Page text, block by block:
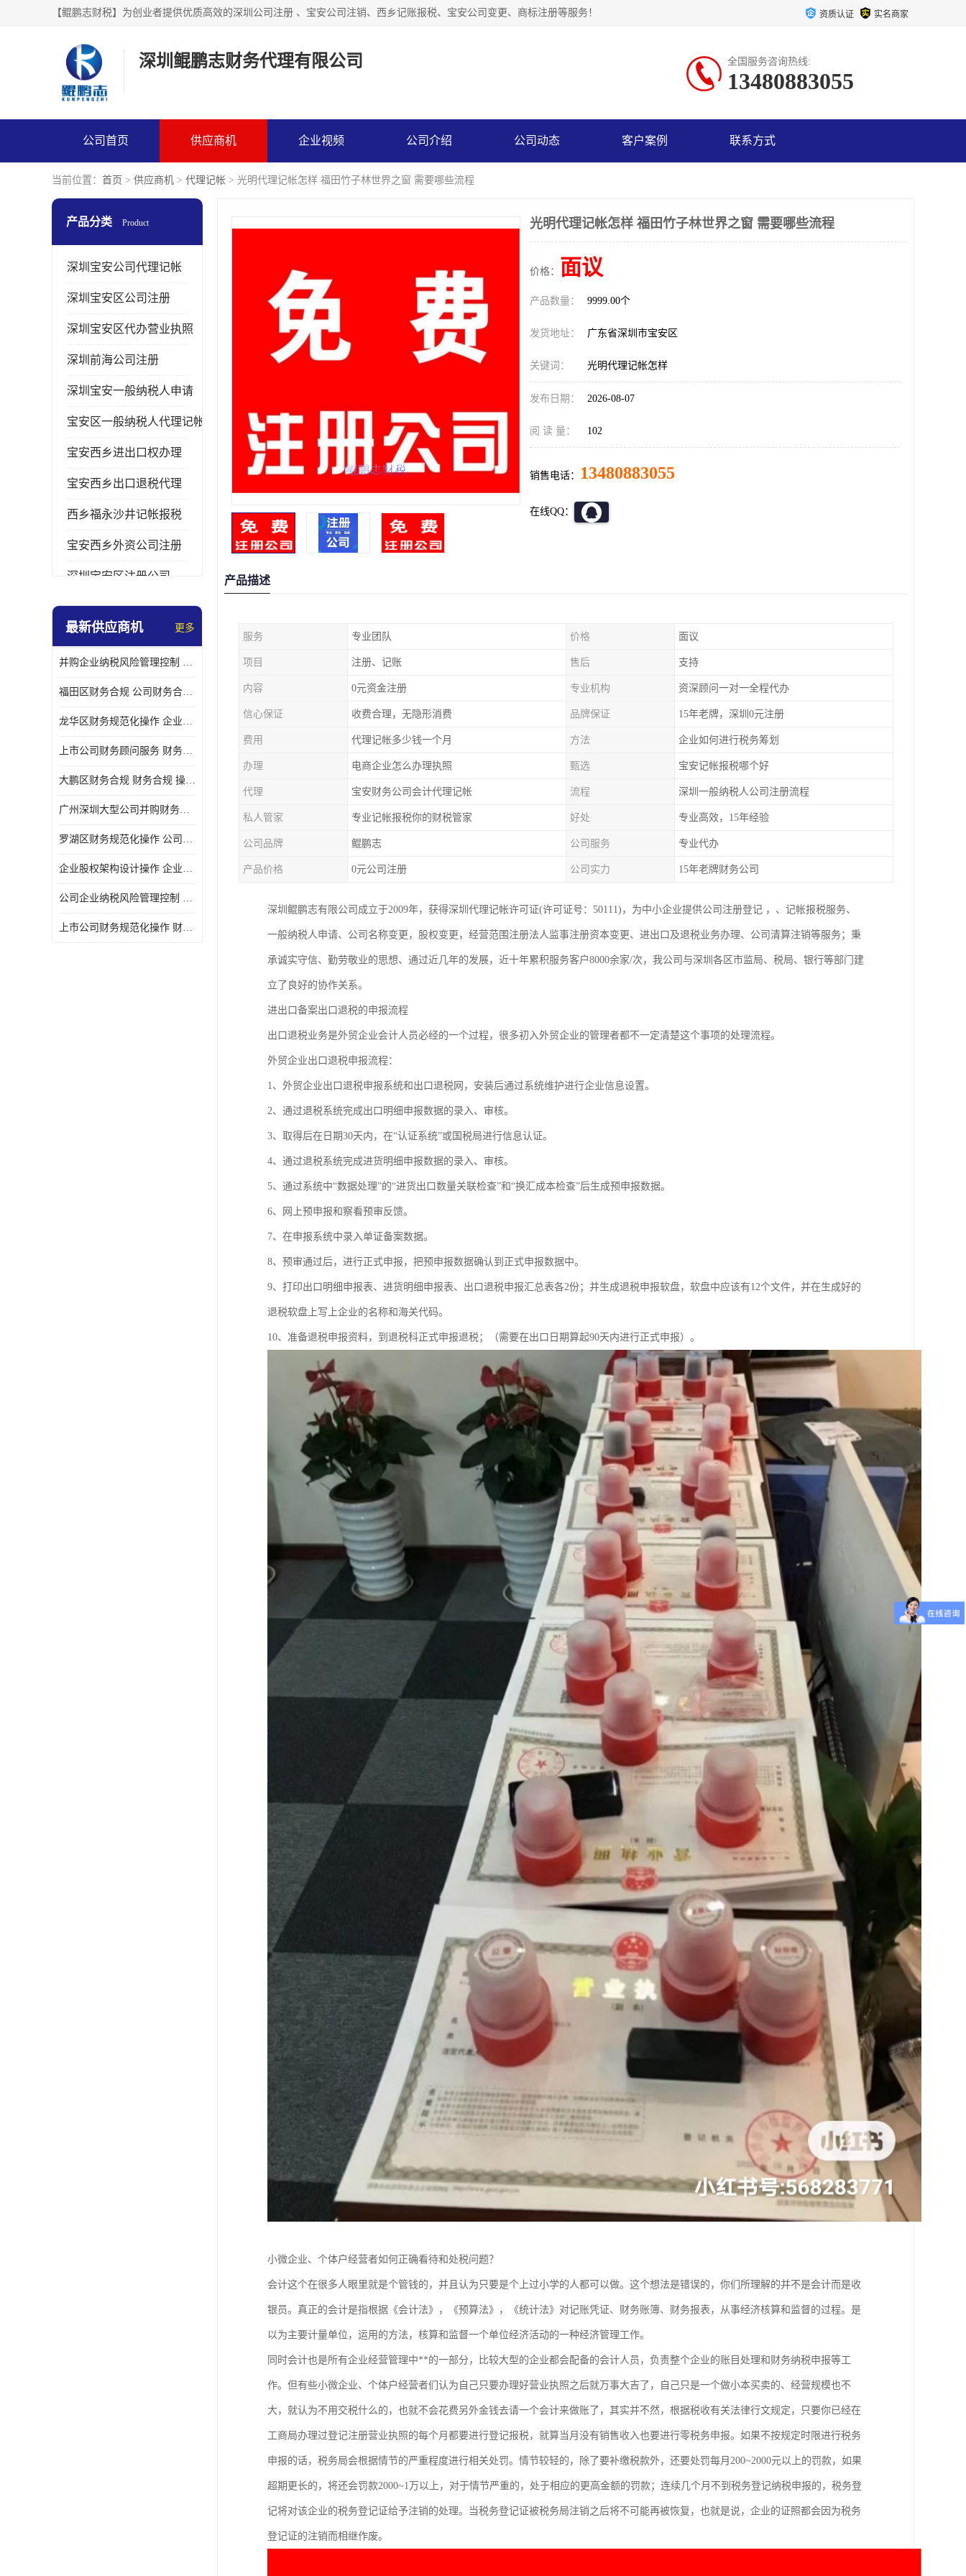
【鲲鹏志财税】为创业者提供优质高效的深圳公司注册 、宝安公司注销、西乡记账报税、宝安公司变更、商标注册等服务！ 资质认证 实名商家
深圳鲲鹏志财务代理有限公司 全国服务咨询热线:
13480883055
公司首页 供应商机 企业视频 公司介绍 公司动态 客户案例 联系方式
当前位置： 首页 > 供应商机 > 代理记帐 > 光明代理记帐怎样 福田竹子林世界之窗 需要哪些流程
产品分类 Product
深圳宝安公司代理记帐
深圳宝安区公司注册
深圳宝安区代办营业执照
深圳前海公司注册
深圳宝安一般纳税人申请
宝安区一般纳税人代理记帐
宝安西乡进出口权办理
宝安西乡出口退税代理
西乡福永沙井记帐报税
宝安西乡外资公司注册
深圳宝安区注册公司
宝安西乡办理营业执照
宝安西乡代理记帐
注册公司
最新供应商机 更多
并购企业纳税风险管理控制 企业纳税风险管理控制 如何操作
福田区财务合规 公司财务合规 如何处理实现税务*风险
龙华区财务规范化操作 企业纳税风险管理控制 操作起来简单易行
上市公司财务顾问服务 财务合规 如何才能达到目标
大鹏区财务合规 财务合规 操作起来简单易行
广州深圳大型公司并购财务顾问 财务规范化操作 办理要多长时间
罗湖区财务规范化操作 公司财务合规 盛莱企管
企业股权架构设计操作 企业纳税风险管理控制 怎样操作税务合规
公司企业纳税风险管理控制 财务顾问 操作起来简单易行
上市公司财务规范化操作 财务规范化操作 如何操作
光明代理记帐怎样 福田竹子林世界之窗 需要哪些流程
价格： 面议
产品数量： 9999.00个
发货地址： 广东省深圳市宝安区
关键词： 光明代理记帐怎样
发布日期： 2026-08-07
阅 读 量： 102
销售电话： 13480883055
在线QQ：
产品描述
服务 专业团队 价格 面议
项目 注册、记账 售后 支持
内容 0元资金注册 专业机构 资深顾问一对一全程代办
信心保证 收费合理，无隐形消费 品牌保证 15年老牌，深圳0元注册
费用 代理记帐多少钱一个月 方法 企业如何进行税务筹划
办理 电商企业怎么办理执照 甄选 宝安记帐报税哪个好
代理 宝安财务公司会计代理记帐 流程 深圳一般纳税人公司注册流程
私人管家 专业记帐报税你的财税管家 好处 专业高效，15年经验
公司品牌 鲲鹏志 公司服务 专业代办
产品价格 0元公司注册 公司实力 15年老牌财务公司
深圳鲲鹏志有限公司成立于2009年，获得深圳代理记帐许可证(许可证号：50111)，为中小企业提供公司注册登记 ，、记帐报税服务、
一般纳税人申请、公司名称变更，股权变更，经营范围注册法人监事注册资本变更、进出口及退税业务办理、公司清算注销等服务；秉
承诚实守信、勤劳敬业的思想、通过近几年的发展，近十年累积服务客户8000余家/次，我公司与深圳各区市监局、税局、银行等部门建
立了良好的协作关系。
进出口备案出口退税的申报流程
出口退税业务是外贸企业会计人员必经的一个过程，很多初入外贸企业的管理者都不一定清楚这个事项的处理流程。
外贸企业出口退税申报流程：
1、外贸企业出口退税申报系统和出口退税网，安装后通过系统维护进行企业信息设置。
2、通过退税系统完成出口明细申报数据的录入、审核。
3、取得后在日期30天内，在“认证系统”或国税局进行信息认证。
4、通过退税系统完成进货明细申报数据的录入、审核。
5、通过系统中“数据处理”的“进货出口数量关联检查”和“换汇成本检查”后生成预申报数据。
6、网上预申报和察看预审反馈。
7、在申报系统中录入单证备案数据。
8、预审通过后，进行正式申报，把预申报数据确认到正式申报数据中。
9、打印出口明细申报表、进货明细申报表、出口退税申报汇总表各2份；并生成退税申报软盘，软盘中应该有12个文件，并在生成好的
退税软盘上写上企业的名称和海关代码。
10、准备退税申报资料，到退税科正式申报退税；（需要在出口日期算起90天内进行正式申报）。
小微企业、个体户经营者如何正确看待和处税问题？
会计这个在很多人眼里就是个管钱的，并且认为只要是个上过小学的人都可以做。这个想法是错误的，你们所理解的并不是会计而是收
银员。真正的会计是指根据《会计法》，《预算法》，《统计法》对记账凭证、财务账簿、财务报表，从事经济核算和监督的过程。是
以为主要计量单位，运用的方法，核算和监督一个单位经济活动的一种经济管理工作。
同时会计也是所有企业经营管理中**的一部分，比较大型的企业都会配备的会计人员，负责整个企业的账目处理和财务纳税申报等工
作。但有些小微企业、个体户经营者们认为自己只要办理好营业执照之后就万事大吉了，自己只是一个做小本买卖的、经营规模也不
大，就认为不用交税什么的，也就不会花费另外金钱去请一个会计来做账了，其实并不然，根据税收有关法律行文规定，只要你已经在
工商局办理过登记注册营业执照的每个月都要进行登记报税，就算当月没有销售收入也要进行零税务申报。如果不按规定时限进行税务
申报的话，税务局会根据情节的严重程度进行相关处罚。情节较轻的，除了要补缴税款外，还要处罚每月200~2000元以上的罚款，如果
超期更长的，将还会罚款2000~1万以上，对于情节严重的，处于相应的更高金额的罚款；连续几个月不到税务登记纳税申报的，税务登
记将对该企业的税务登记证给予注销的处理。当税务登记证被税务局注销之后将不可能再被恢复，也就是说，企业的证照都会因为税务
登记证的注销而相继作废。